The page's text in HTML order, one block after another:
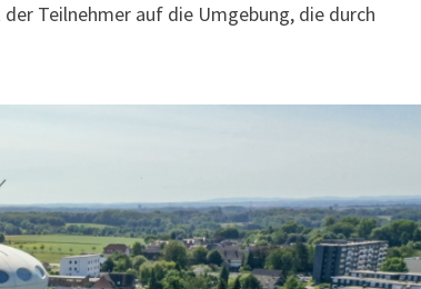
Teilnehmer auf die Umgebung, die durch